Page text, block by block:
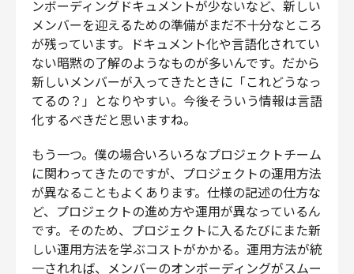
ンボーディングドキュメントが少ないなど、新しい
メンバーを迎えるための準備がまだ不十分なところ
が残っています。ドキュメント化や言語化されてい
ない暗黙の了解のようなものが多いんです。だから
新しいメンバーが入ってきたときに「これどうなっ
てるの？」となりやすい。今後そういう情報は言語
化するべきだと思いますね。
もう一つ。僕の場合いろいろなプロジェクトチーム
に関わってきたのですが、プロジェクトの運用方法
が異なることもよくあります。仕様の記述の仕方な
ど、プロジェクトの進め方や運用が異なっているん
です。そのため、プロジェクトに入るたびにまた新
しい運用方法を学ぶコストがかかる。運用方法が統
一されれば、メンバーのオンボーディングがスムー